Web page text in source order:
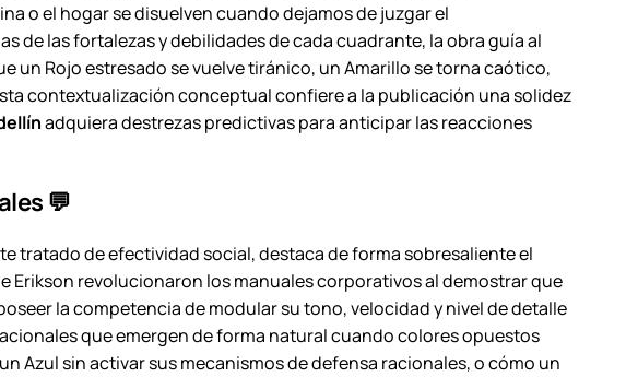
o el hogar se disuelven cuando dejamos de juzgar el
de las fortalezas y debilidades de cada cuadrante, la obra guía al
un Rojo estresado se vuelve tiránico, un Amarillo se torna caótico,
contextualización conceptual confiere a la publicación una solidez
adquiera destrezas predictivas para anticipar las reacciones
💬
tratado de efectividad social, destaca de forma sobresaliente el
Erikson revolucionaron los manuales corporativos al demostrar que
la competencia de modular su tono, velocidad y nivel de detalle
que emergen de forma natural cuando colores opuestos
sin activar sus mecanismos de defensa racionales, o cómo un